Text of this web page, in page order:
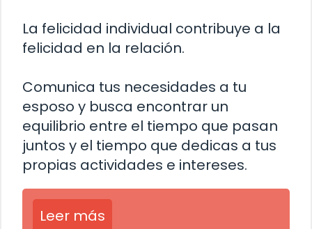
La felicidad individual contribuye a la
felicidad en la relación.
Comunica tus necesidades a tu
esposo y busca encontrar un
equilibrio entre el tiempo que pasan
juntos y el tiempo que dedicas a tus
propias actividades e intereses.
Leer más